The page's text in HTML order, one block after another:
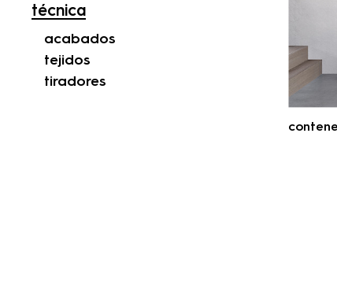
técnica
acabados
tejidos
tiradores